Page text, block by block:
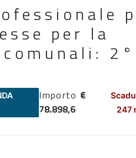
per la
2°
Importo €
78.898,6
247